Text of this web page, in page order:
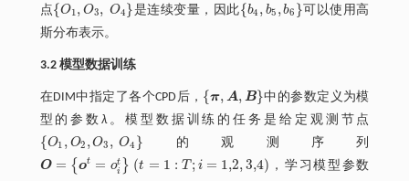
点{O1, O3, O4}
O1,O3, O4 是连续变量，因此{b4 , b5 ,b6 }
b 4,b5,b6
可以使用高
斯分布表示。
3.2 模型数据训练
在DIM中指定了各个CPD后， {π, A, B}
π,A, B
中的参数定义为模
型的参数λ。模型数据训练的任务是给定观测节点
{O1 , O2 ,O3 , O4 }
O1,O2,O3, O4 的观测序列
O = {ot = ot
i } (t = 1 : T; i = 1,2,3,4)
O= ot=o it ( t=1 :T; i= 1,2 ,3,4)
，学习模型参数